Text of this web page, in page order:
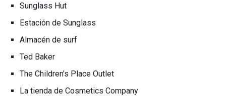
Sunglass Hut
Estación de Sunglass
Almacén de surf
Ted Baker
The Children's Place Outlet
La tienda de Cosmetics Company